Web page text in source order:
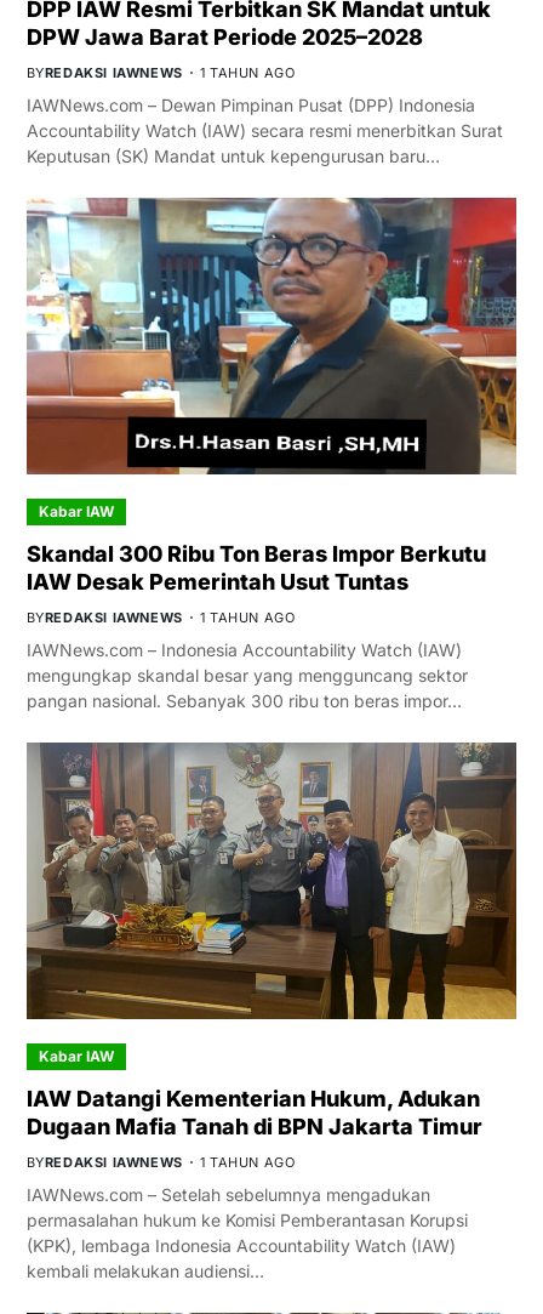
DPP IAW Resmi Terbitkan SK Mandat untuk
DPW Jawa Barat Periode 2025–2028
BYREDAKSI IAWNEWS 1 TAHUN AGO
IAWNews.com – Dewan Pimpinan Pusat (DPP) Indonesia
Accountability Watch (IAW) secara resmi menerbitkan Surat
Keputusan (SK) Mandat untuk kepengurusan baru…
Kabar IAW
Skandal 300 Ribu Ton Beras Impor Berkutu
IAW Desak Pemerintah Usut Tuntas
BYREDAKSI IAWNEWS 1 TAHUN AGO
IAWNews.com – Indonesia Accountability Watch (IAW)
mengungkap skandal besar yang mengguncang sektor
pangan nasional. Sebanyak 300 ribu ton beras impor…
Kabar IAW
IAW Datangi Kementerian Hukum, Adukan
Dugaan Mafia Tanah di BPN Jakarta Timur
BYREDAKSI IAWNEWS 1 TAHUN AGO
IAWNews.com – Setelah sebelumnya mengadukan
permasalahan hukum ke Komisi Pemberantasan Korupsi
(KPK), lembaga Indonesia Accountability Watch (IAW)
kembali melakukan audiensi…